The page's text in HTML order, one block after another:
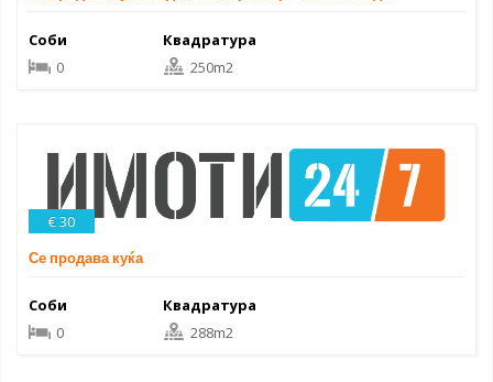
Соби
0
Квадратура
250m2
€ 30
Се продава куќа
Соби
0
Квадратура
288m2